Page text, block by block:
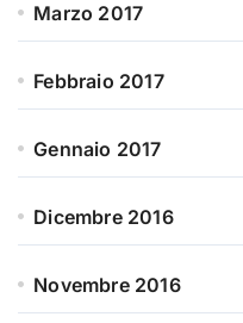
Marzo 2017
Febbraio 2017
Gennaio 2017
Dicembre 2016
Novembre 2016